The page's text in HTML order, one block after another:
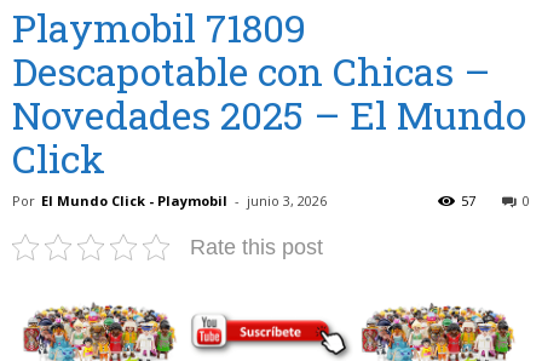
Playmobil 71809
Descapotable con Chicas –
Novedades 2025 – El Mundo
Click
Por El Mundo Click - Playmobil - junio 3, 2026 0
57
Rate this post